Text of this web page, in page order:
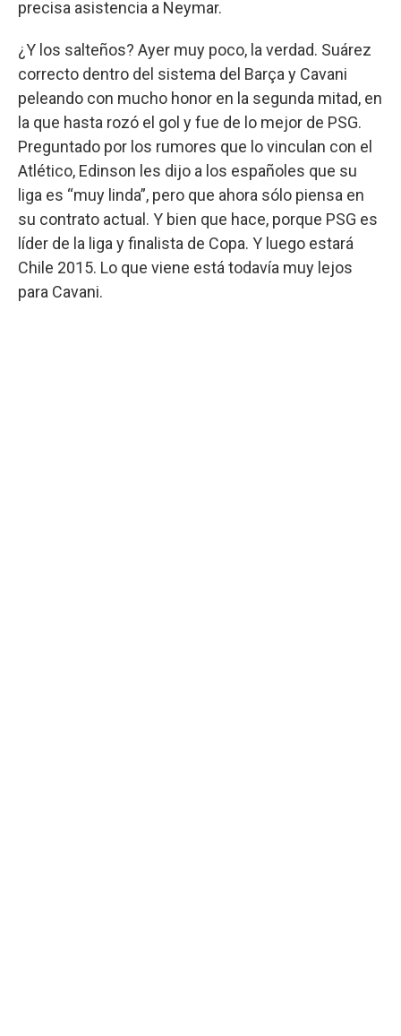
precisa asistencia a Neymar.
¿Y los salteños? Ayer muy poco, la verdad. Suárez
correcto dentro del sistema del Barça y Cavani
peleando con mucho honor en la segunda mitad, en
la que hasta rozó el gol y fue de lo mejor de PSG.
Preguntado por los rumores que lo vinculan con el
Atlético, Edinson les dijo a los españoles que su
liga es “muy linda”, pero que ahora sólo piensa en
su contrato actual. Y bien que hace, porque PSG es
líder de la liga y finalista de Copa. Y luego estará
Chile 2015. Lo que viene está todavía muy lejos
para Cavani.